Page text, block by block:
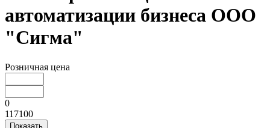
автоматизации бизнеса ООО
"Сигма"
Розничная цена
0
117100
Показать